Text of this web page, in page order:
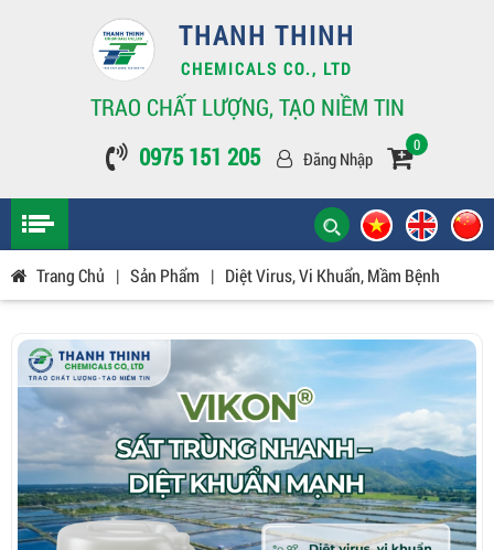
THANH THINH
CHEMICALS CO., LTD
TRAO CHẤT LƯỢNG, TẠO NIỀM TIN
0975 151 205
Đăng Nhập
0
Trang Chủ | Sản Phẩm | Diệt Virus, Vi Khuẩn, Mầm Bệnh